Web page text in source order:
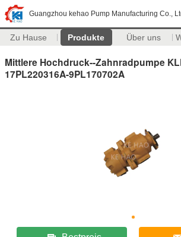
Guangzhou kehao Pump Manufacturing Co.,
Zu Hause Produkte Über uns
Mittlere Hochdruck--Zahnradpumpe
17PL220316A-9PL170702A